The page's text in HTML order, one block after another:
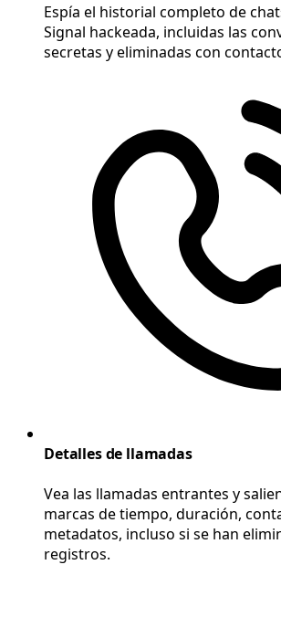
Espía el historial completo de
Signal hackeada, incluidas las
secretas y eliminadas con
Detalles de llamadas
Vea las llamadas entrantes y
marcas de tiempo, duración,
metadatos, incluso si se han
registros.